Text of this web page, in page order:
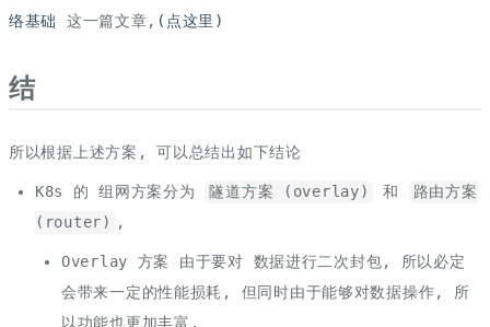
络基础
这一篇文章, (点这里)
结
所以根据上述方案, 可以总结出如下结论
K8s 的 组网方案分为 隧道方案 (overlay) 和
路由方案
(router)
,
Overlay 方案 由于要对 数据进行二次封包, 所以必定
会带来一定的性能损耗, 但同时由于能够对数据操作, 所
以功能也更加丰富.